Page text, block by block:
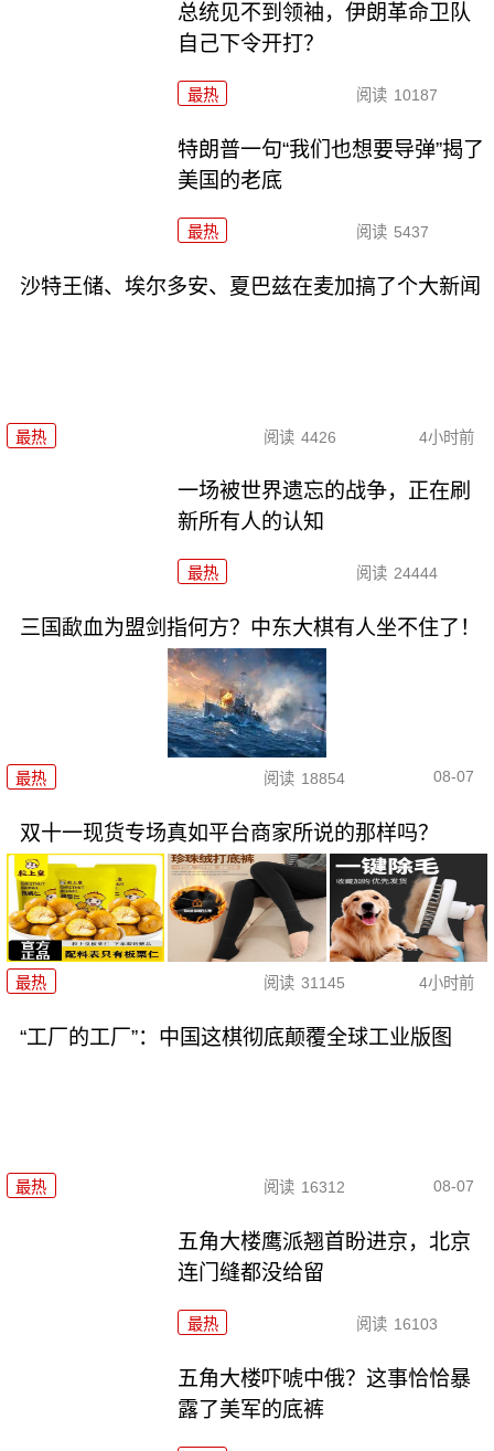
总统见不到领袖，伊朗革命卫队
自己下令开打？
最热 阅读 10187
特朗普一句“我们也想要导弹”揭了
美国的老底
最热 阅读 5437
沙特王储、埃尔多安、夏巴兹在麦加搞了个大新闻
最热 阅读 4426 4小时前
一场被世界遗忘的战争，正在刷
新所有人的认知
最热 阅读 24444
三国歃血为盟剑指何方？中东大棋有人坐不住了！
最热 阅读 18854 08-07
双十一现货专场真如平台商家所说的那样吗？
最热 阅读 31145 4小时前
“工厂的工厂”：中国这棋彻底颠覆全球工业版图
最热 阅读 16312 08-07
五角大楼鹰派翘首盼进京，北京
连门缝都没给留
最热 阅读 16103
五角大楼吓唬中俄？这事恰恰暴
露了美军的底裤